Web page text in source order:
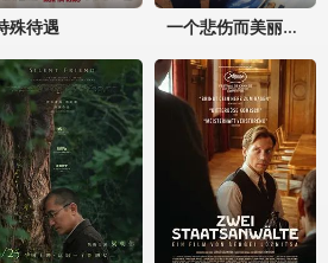
殊待遇 一个悲伤而美丽的世界